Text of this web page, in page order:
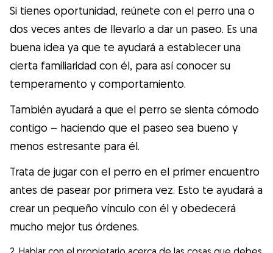
Si tienes oportunidad, reúnete con el perro una o
dos veces antes de llevarlo a dar un paseo. Es una
buena idea ya que te ayudará a establecer una
cierta familiaridad con él, para así conocer su
temperamento y comportamiento.
También ayudará a que el perro se sienta cómodo
contigo – haciendo que el paseo sea bueno y
menos estresante para él.
Trata de jugar con el perro en el primer encuentro
antes de pasear por primera vez. Esto te ayudará a
crear un pequeño vínculo con él y obedecerá
mucho mejor tus órdenes.